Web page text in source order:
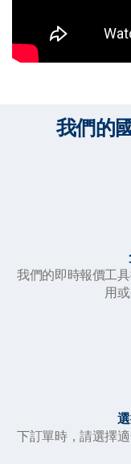
我們的
我們的即時報價工
用
下訂單時，請選擇